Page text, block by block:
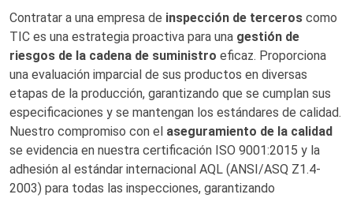
Contratar a una empresa de inspección de terceros como
TIC es una estrategia proactiva para una gestión de
riesgos de la cadena de suministro eficaz. Proporciona
una evaluación imparcial de sus productos en diversas
etapas de la producción, garantizando que se cumplan sus
especificaciones y se mantengan los estándares de calidad.
Nuestro compromiso con el aseguramiento de la calidad
se evidencia en nuestra certificación ISO 9001:2015 y la
adhesión al estándar internacional AQL (ANSI/ASQ Z1.4-
2003) para todas las inspecciones, garantizando